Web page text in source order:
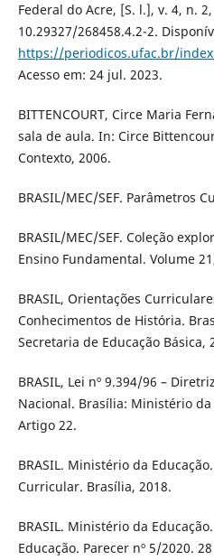
Federal do Acre, [S. l.], v. 4, n.
10.29327/268458.4.2-2.
https://periodicos.ufac.br/
Acesso em: 24 jul. 2023.
BITTENCOURT, Circe Maria
sala de aula. In: Circe
Contexto, 2006.
BRASIL/MEC/SEF. Parâmetros
BRASIL/MEC/SEF. Coleção
Ensino Fundamental. Volume
BRASIL, Orientações
Conhecimentos de História.
Secretaria de Educação Básica,
BRASIL, Lei nº 9.394/96 –
Nacional. Brasília: Ministério da
Artigo 22.
BRASIL. Ministério da
Curricular. Brasília, 2018.
BRASIL. Ministério da
Educação. Parecer nº 5/2020.